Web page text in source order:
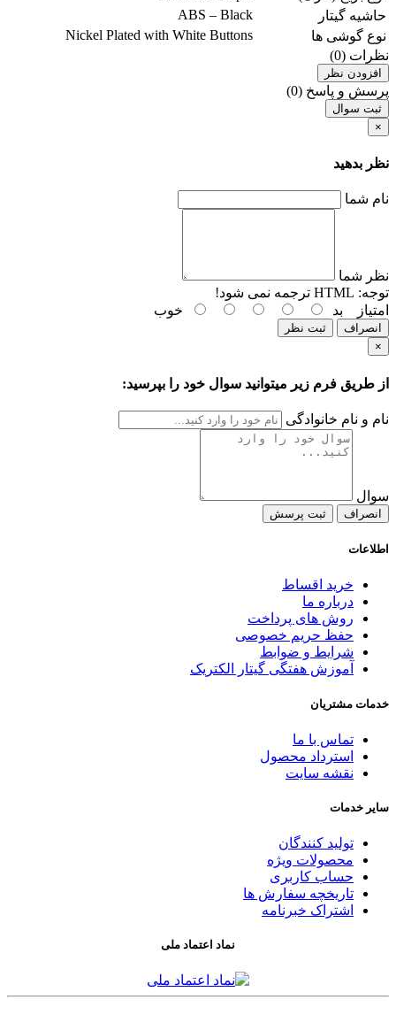
حاشیه گیتار
ABS – Black
نوع گوشی ها
Nickel Plated with White Buttons
نظرات (0)
افزودن نظر
پرسش و پاسخ (0)
ثبت سوال
×
نظر بدهید
نام شما
نظر شما
توجه:
امتیاز
بد خوب
انصراف
ثبت نظر
×
از طریق فرم زیر میتوانید سوال خود را بپرسید:
نام و نام خانوادگی
سوال
انصراف ثبت پرسش
اطلاعات
خرید اقساط
درباره ما
روش های پرداخت
حفظ حریم خصوصی
شرایط و ضوابط
آموزش هفتگی گیتار الکتریک
خدمات مشتریان
تماس با ما
استرداد محصول
نقشه سایت
سایر خدمات
تولید کنندگان
محصولات ویژه
حساب کاربری
تاریخچه سفارش ها
اشتراک خبرنامه
نماد اعتماد ملی